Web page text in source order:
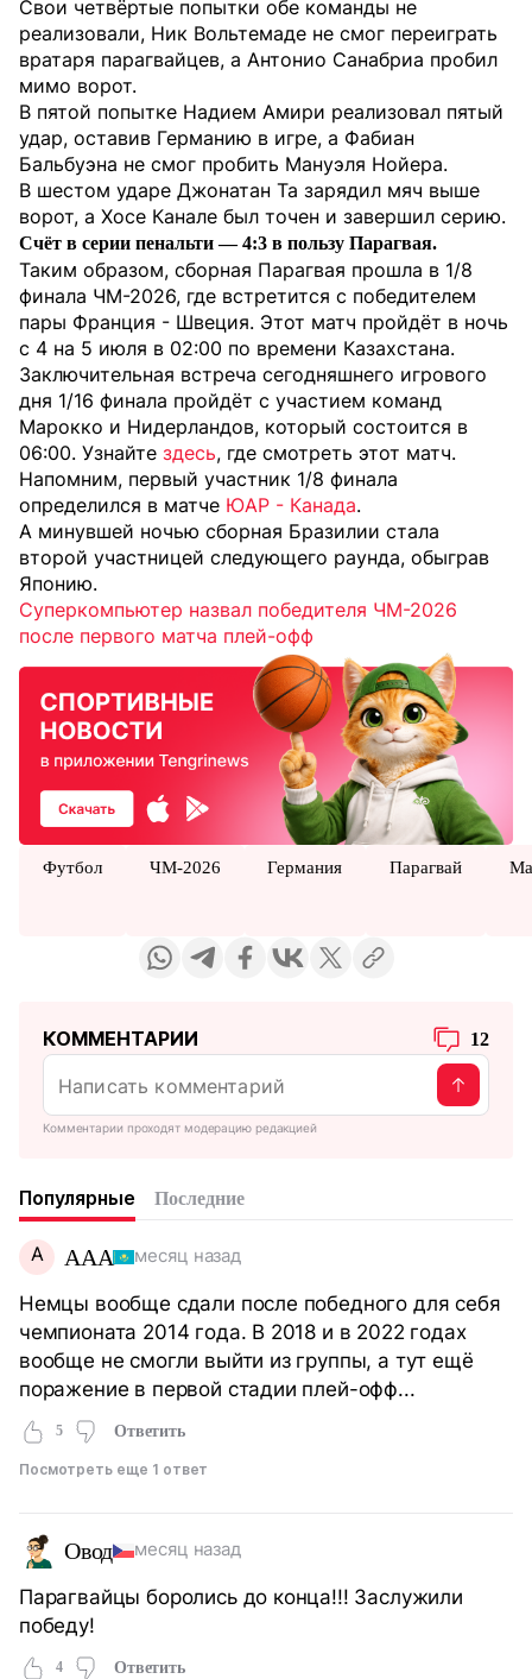
Свои четвёртые попытки обе команды не
реализовали, Ник Вольтемаде не смог переиграть
вратаря парагвайцев, а Антонио Санабриа пробил
мимо ворот.
В пятой попытке Надием Амири реализовал пятый
удар, оставив Германию в игре, а Фабиан
Бальбуэна не смог пробить Мануэля Нойера.
В шестом ударе Джонатан Та зарядил мяч выше
ворот, а Хосе Канале был точен и завершил серию.
Счёт в серии пенальти — 4:3 в пользу Парагвая.
Таким образом, сборная Парагвая прошла в 1/8
финала ЧМ-2026, где встретится с победителем
пары Франция - Швеция. Этот матч пройдёт в ночь
с 4 на 5 июля в 02:00 по времени Казахстана.
Заключительная встреча сегодняшнего игрового
дня 1/16 финала пройдёт с участием команд
Марокко и Нидерландов, который состоится в
06:00. Узнайте здесь, где смотреть этот матч.
Напомним, первый участник 1/8 финала
определился в матче ЮАР - Канада.
А минувшей ночью сборная Бразилии стала
второй участницей следующего раунда, обыграв
Японию.
Cуперкомпьютер назвал победителя ЧМ-2026
после первого матча плей-офф
Футбол ЧМ-2026 Германия Парагвай
КОММЕНТАРИИ 12
Комментарии проходят модерацию редакцией
Популярные Последние
A AAA месяц назад
Немцы вообще сдали после победного для себя
чемпионата 2014 года. В 2018 и в 2022 годах
вообще не смогли выйти из группы, а тут ещё
поражение в первой стадии плей-офф...
5 Ответить
Посмотреть еще 1 ответ
Овод месяц назад
Парагвайцы боролись до конца!!! Заслужили
победу!
4 Ответить